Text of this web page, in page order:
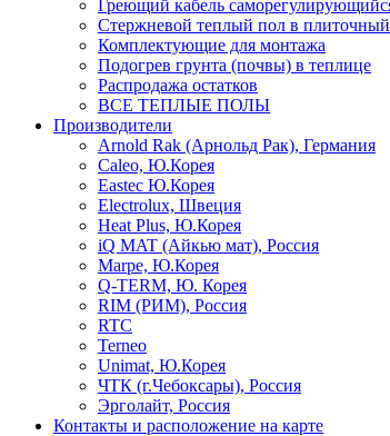
Греющий кабель
Cтержневой теплый пол в
Комплектующие для монтажа
Подогрев грунта (почвы) в теплице
Распродажа остатков
ВСЕ ТЕПЛЫЕ ПОЛЫ
Производители
Arnold Rak (Арнольд Рак), Германия
Caleo, Ю.Корея
Eastec Ю.Корея
Electrolux, Швеция
Heat Plus, Ю.Корея
iQ MAT (Айкью мат), Россия
Marpe, Ю.Корея
Q-TERM, Ю. Корея
RIM (РИМ), Россия
RTC
Terneo
Unimat, Ю.Корея
ЧТК (г.Чебоксары), Россия
Эрголайт, Россия
Контакты и расположение на карте